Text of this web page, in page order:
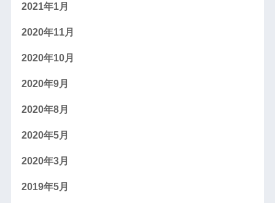
2021年1月
2020年11月
2020年10月
2020年9月
2020年8月
2020年5月
2020年3月
2019年5月